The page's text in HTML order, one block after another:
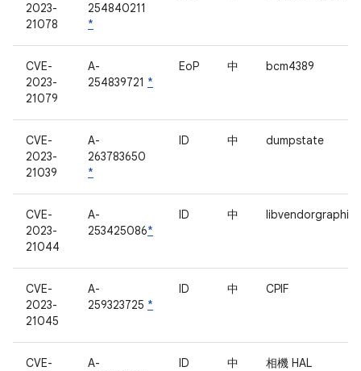
2023-
21078
254840211
*
CVE-
2023-
21079
A-
254839721 *
EoP 中 bcm4389
CVE-
2023-
21039
A-
263783650
*
ID 中 dumpstate
CVE-
2023-
21044
A-
253425086*
ID 中
CVE-
2023-
21045
A-
259323725 *
ID 中 CPIF
CVE-
A-
ID 中 相機 HAL